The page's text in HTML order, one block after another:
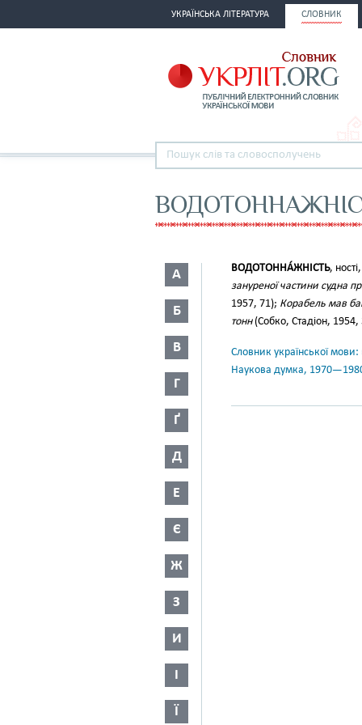
УКРАЇНСЬКА ЛІТЕРАТУРА СЛОВНИК
А
Б
В
Г
Ґ
Д
Е
Є
Ж
З
И
І
Ї
ВОДОТОННА́ЖНІСТЬ, ності,
зануреної частини судна
1957, 71); Корабель мав
тонн(Собко, Стадіон, 1954,
Словник української
Наукова думка,